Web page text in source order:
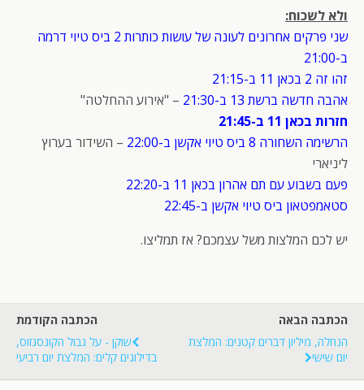
ולא לשכוח:
שני פרקים אחרונים לעונה של עושות כותרות 2 ביס טיוי דרמה
ב-21:00
זהו זה 2 בכאן 11 ב-21:15
אהבה חדשה ברשת 13 ב-21:30
– "אירוע ההחלטה"
חזרות בכאן 11 ב-21:45
הרשימה השחורה 8 ביס טיוי אקשן ב-22:00
– השידור בערוץ
ליניארי
פעם בשבוע עם תם אהרון בכאן 11 ב-22:20
סטאמפטאון ביס טיוי אקשן ב-22:45
יש לכם המלצות משל עצמכם? אז תמליצו.
הכתבה הקודמת
שוקן - על גבול הקונסנזוס,
בדילוגים קלים: המלצת יום רביעי
הכתבה הבאה
הנחלה, מיליון דברים קטנים: המלצת
יום שישי